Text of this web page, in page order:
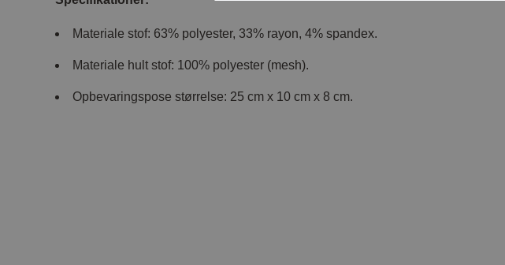
Materiale stof: 63% polyester, 33% rayon, 4% spandex.
Materiale hult stof: 100% polyester (mesh).
Opbevaringspose størrelse: 25 cm x 10 cm x 8 cm.